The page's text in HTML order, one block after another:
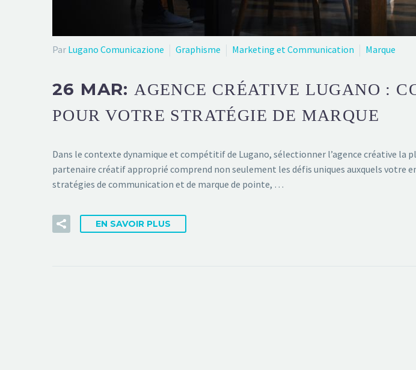
Par Lugano Comunicazione Graphisme Marketing et Communication Marque
26 MAR: AGENCE CRÉATIVE LUGANO :
POUR VOTRE STRATÉGIE DE MARQUE
Dans le contexte dynamique et compétitif de Lugano, sélectionner l’agence créative la
partenaire créatif approprié comprend non seulement les défis uniques auxquels
stratégies de communication et de marque de pointe, …
EN SAVOIR PLUS